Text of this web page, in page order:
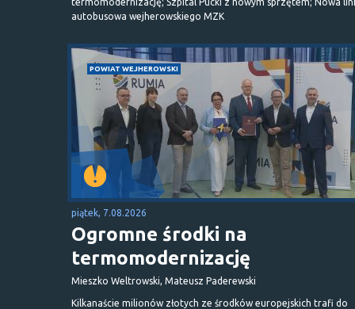
autobusowa wejherowskiego MZK
POWIAT WEJHEROWSKI
piątek, 7.08.2026
Ogromne środki na
termomodernizację
Mieszko Weltrowski, Mateusz Paderewski
Kilkanaście milionów złotych ze środków europejskich trafi do